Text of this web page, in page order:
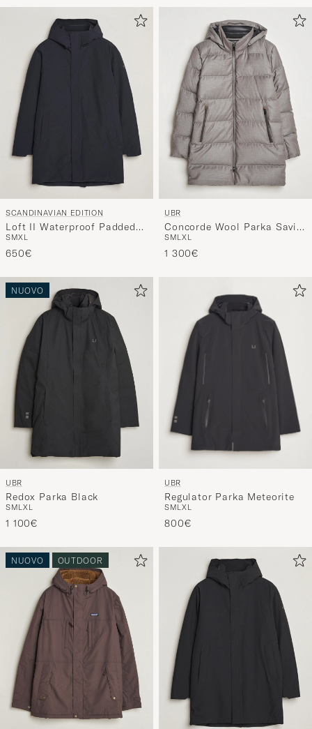
Loft II Waterproof Padded
Coat Midnight Blue
SM XL
Concorde Wool Parka Savile
Sand Melange
SM LXL
NUOVO
Redox Parka Black
SMLXL
Regulator Parka Meteorite
SMLXL
NUOVO OUTDOOR